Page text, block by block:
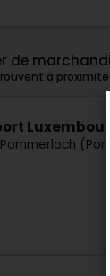
de
à
Pommerloch